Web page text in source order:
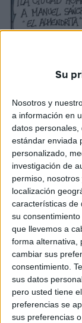
Su
Nosotros y
a información en
datos personales,
estándar enviada
personalizado,
investigación de
permiso,
localización
características de
su
que llevemos a
forma alternativa,
cambiar sus
consentimiento.
sus datos
pero usted tiene
preferencias se
sus preferencias
RelatedPosts